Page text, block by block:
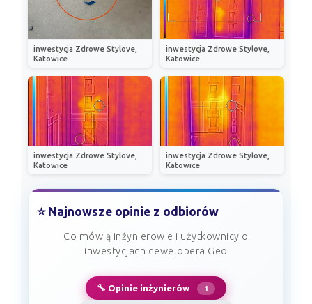
inwestycja Zdrowe Stylove,
Katowice
inwestycja Zdrowe Stylove,
Katowice
inwestycja Zdrowe Stylove,
Katowice
inwestycja Zdrowe Stylove,
Katowice
⭐ Najnowsze opinie z odbiorów
Co mówią inżynierowie i użytkownicy o
inwestycjach dewelopera Geo
🔧 Opinie inżynierów 1